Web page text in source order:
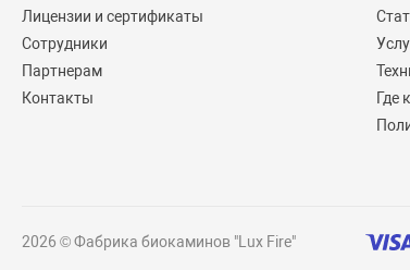
Лицензии и сертификаты
Сотрудники
Партнерам
Контакты
Где
2026 © Фабрика биокаминов "Lux Fire"